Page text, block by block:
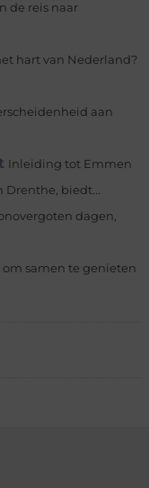
de reis naar
hart van Nederland?
aan
Inleiding tot Emmen
Drenthe, biedt...
dagen,
om samen te genieten